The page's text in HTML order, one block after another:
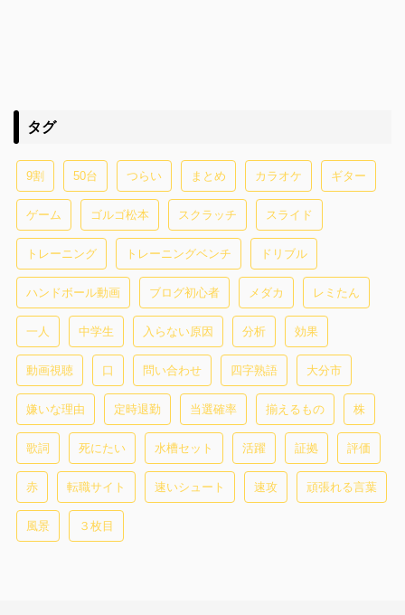
タグ
9割 50台 つらい まとめ カラオケ ギター
ゲーム ゴルゴ松本 スクラッチ スライド
トレーニング トレーニングベンチ ドリブル
ハンドボール動画 ブログ初心者 メダカ レミたん
一人 中学生 入らない原因 分析 効果
動画視聴 口 問い合わせ 四字熟語 大分市
嫌いな理由 定時退勤 当選確率 揃えるもの 株
歌詞 死にたい 水槽セット 活躍 証拠 評価
赤 転職サイト 速いシュート 速攻 頑張れる言葉
風景 ３枚目